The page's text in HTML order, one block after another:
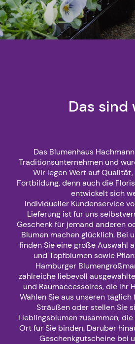
Das sind
Das Blumenhaus
Traditionsunternehmen und
Wir legen Wert auf
Fortbildung, denn auch die
entwickelt sich
Individueller Kundenservice
Lieferung ist für uns
Geschenk für jemand anderen
Blumen machen glücklich. Bei
finden Sie eine große Auswahl
und Topfblumen sowie
Hamburger
zahlreiche liebevoll
und Raumaccessoires, die Ihr
Wählen Sie aus unseren
Sträußen oder stellen Sie
Lieblingsblumen zusammen,
Ort für Sie binden. Darüber
Geschenkgutscheine bei